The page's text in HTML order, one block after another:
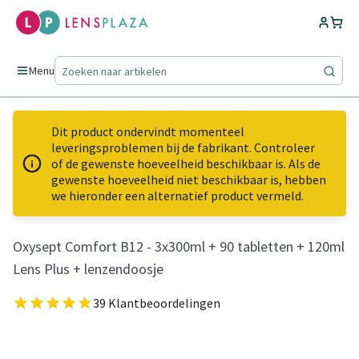
Menu
Dit product ondervindt momenteel
leveringsproblemen bij de fabrikant. Controleer
of de gewenste hoeveelheid beschikbaar is. Als de
gewenste hoeveelheid niet beschikbaar is, hebben
we hieronder een alternatief product vermeld.
Oxysept Comfort B12 - 3x300ml + 90 tabletten + 120ml
Lens Plus + lenzendoosje
39 Klantbeoordelingen